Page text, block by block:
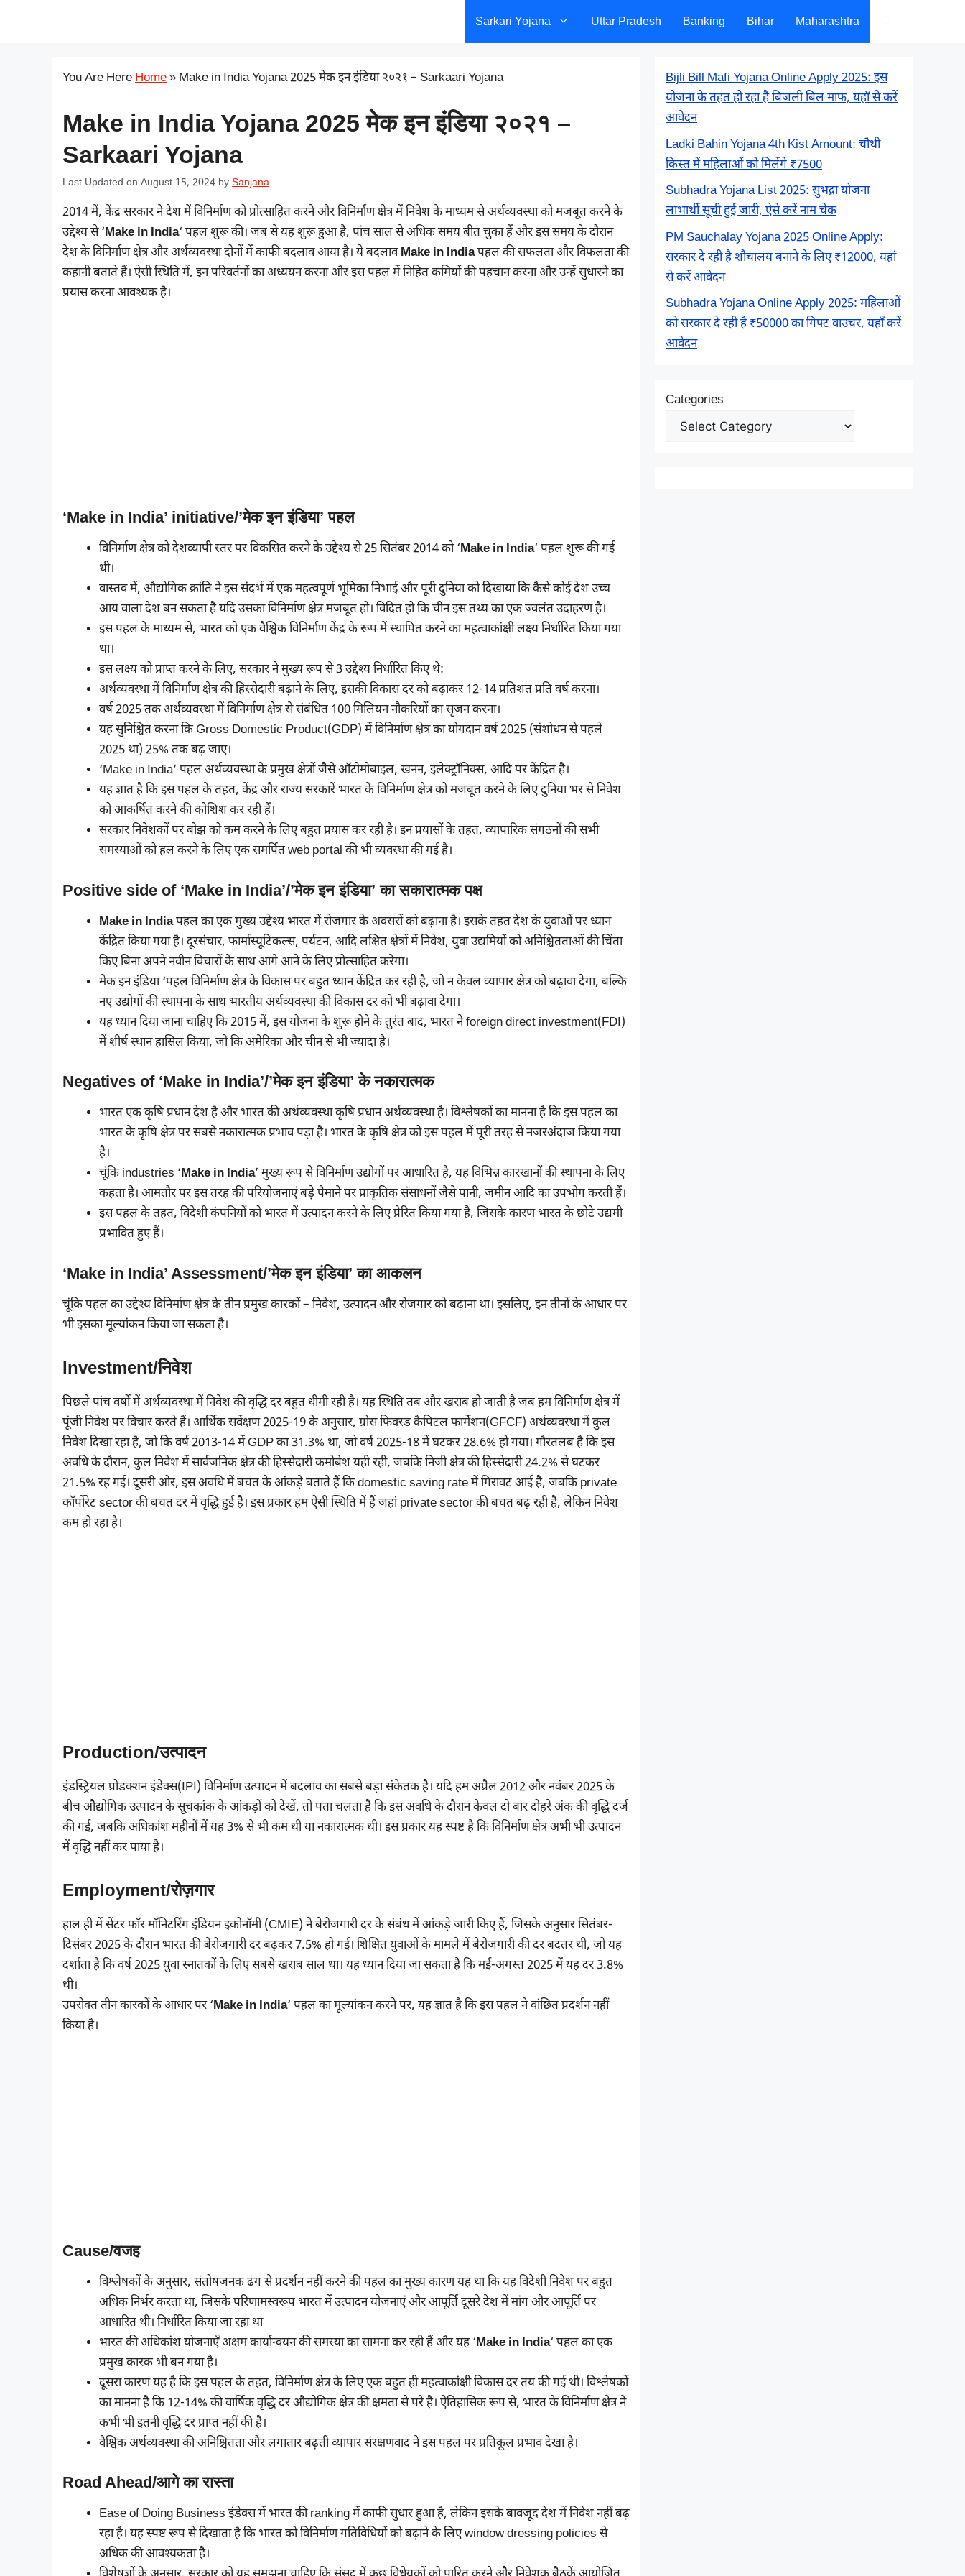
Sarkari Yojana Uttar Pradesh Banking Bihar Maharashtra
You Are HereHome» Make in India Yojana 2025 मेक इन इंडिया २०२१ – Sarkaari Yojana
Make in India Yojana 2025 मेक इन इंडिया २०२१ –
Sarkaari Yojana
Last Updated on August 15, 2024 by Sanjana
2014 में, केंद्र सरकार ने देश में विनिर्माण को प्रोत्साहित करने और विनिर्माण क्षेत्र में निवेश के माध्यम से अर्थव्यवस्था को मजबूत करने के
उद्देश्य से ‘Make in India‘ पहल शुरू की। जब से यह शुरू हुआ है, पांच साल से अधिक समय बीत चुका हैं और इस समय के दौरान
देश के विनिर्माण क्षेत्र और अर्थव्यवस्था दोनों में काफी बदलाव आया है। ये बदलावMake in Indiaपहल की सफलता और विफलता की
कहानी बताते हैं। ऐसी स्थिति में, इन परिवर्तनों का अध्ययन करना और इस पहल में निहित कमियों की पहचान करना और उन्हें सुधारने का
प्रयास करना आवश्यक है।
‘Make in India’ initiative/’मेक इन इंडिया’ पहल
विनिर्माण क्षेत्र को देशव्यापी स्तर पर विकसित करने के उद्देश्य से 25 सितंबर 2014 को ‘Make in India‘ पहल शुरू की गई
थी।
वास्तव में, औद्योगिक क्रांति ने इस संदर्भ में एक महत्वपूर्ण भूमिका निभाई और पूरी दुनिया को दिखाया कि कैसे कोई देश उच्च
आय वाला देश बन सकता है यदि उसका विनिर्माण क्षेत्र मजबूत हो। विदित हो कि चीन इस तथ्य का एक ज्वलंत उदाहरण है।
इस पहल के माध्यम से, भारत को एक वैश्विक विनिर्माण केंद्र के रूप में स्थापित करने का महत्वाकांक्षी लक्ष्य निर्धारित किया गया
था।
इस लक्ष्य को प्राप्त करने के लिए, सरकार ने मुख्य रूप से 3 उद्देश्य निर्धारित किए थे:
अर्थव्यवस्था में विनिर्माण क्षेत्र की हिस्सेदारी बढ़ाने के लिए, इसकी विकास दर को बढ़ाकर 12-14 प्रतिशत प्रति वर्ष करना।
वर्ष 2025 तक अर्थव्यवस्था में विनिर्माण क्षेत्र से संबंधित 100 मिलियन नौकरियों का सृजन करना।
यह सुनिश्चित करना कि Gross Domestic Product(GDP) में विनिर्माण क्षेत्र का योगदान वर्ष 2025 (संशोधन से पहले
2025 था) 25% तक बढ़ जाए।
‘Make in India’ पहल अर्थव्यवस्था के प्रमुख क्षेत्रों जैसे ऑटोमोबाइल, खनन, इलेक्ट्रॉनिक्स, आदि पर केंद्रित है।
यह ज्ञात है कि इस पहल के तहत, केंद्र और राज्य सरकारें भारत के विनिर्माण क्षेत्र को मजबूत करने के लिए दुनिया भर से निवेश
को आकर्षित करने की कोशिश कर रही हैं।
सरकार निवेशकों पर बोझ को कम करने के लिए बहुत प्रयास कर रही है। इन प्रयासों के तहत, व्यापारिक संगठनों की सभी
समस्याओं को हल करने के लिए एक समर्पित web portal की भी व्यवस्था की गई है।
Positive side of ‘Make in India’/’मेक इन इंडिया’ का सकारात्मक पक्ष
Make in Indiaपहल का एक मुख्य उद्देश्य भारत में रोजगार के अवसरों को बढ़ाना है। इसके तहत देश के युवाओं पर ध्यान
केंद्रित किया गया है। दूरसंचार, फार्मास्यूटिकल्स, पर्यटन, आदि लक्षित क्षेत्रों में निवेश, युवा उद्यमियों को अनिश्चितताओं की चिंता
किए बिना अपने नवीन विचारों के साथ आगे आने के लिए प्रोत्साहित करेगा।
मेक इन इंडिया ‘पहल विनिर्माण क्षेत्र के विकास पर बहुत ध्यान केंद्रित कर रही है, जो न केवल व्यापार क्षेत्र को बढ़ावा देगा, बल्कि
नए उद्योगों की स्थापना के साथ भारतीय अर्थव्यवस्था की विकास दर को भी बढ़ावा देगा।
यह ध्यान दिया जाना चाहिए कि 2015 में, इस योजना के शुरू होने के तुरंत बाद, भारत ने foreign direct investment(FDI)
में शीर्ष स्थान हासिल किया, जो कि अमेरिका और चीन से भी ज्यादा है।
Negatives of ‘Make in India’/’मेक इन इंडिया’ के नकारात्मक
भारत एक कृषि प्रधान देश है और भारत की अर्थव्यवस्था कृषि प्रधान अर्थव्यवस्था है। विश्लेषकों का मानना है कि इस पहल का
भारत के कृषि क्षेत्र पर सबसे नकारात्मक प्रभाव पड़ा है। भारत के कृषि क्षेत्र को इस पहल में पूरी तरह से नजरअंदाज किया गया
है।
चूंकि industries ‘Make in India’ मुख्य रूप से विनिर्माण उद्योगों पर आधारित है, यह विभिन्न कारखानों की स्थापना के लिए
कहता है। आमतौर पर इस तरह की परियोजनाएं बड़े पैमाने पर प्राकृतिक संसाधनों जैसे पानी, जमीन आदि का उपभोग करती हैं।
इस पहल के तहत, विदेशी कंपनियों को भारत में उत्पादन करने के लिए प्रेरित किया गया है, जिसके कारण भारत के छोटे उद्यमी
प्रभावित हुए हैं।
‘Make in India’ Assessment/’मेक इन इंडिया’ का आकलन
चूंकि पहल का उद्देश्य विनिर्माण क्षेत्र के तीन प्रमुख कारकों – निवेश, उत्पादन और रोजगार को बढ़ाना था। इसलिए, इन तीनों के आधार पर
भी इसका मूल्यांकन किया जा सकता है।
Investment/निवेश
पिछले पांच वर्षों में अर्थव्यवस्था में निवेश की वृद्धि दर बहुत धीमी रही है। यह स्थिति तब और खराब हो जाती है जब हम विनिर्माण क्षेत्र में
पूंजी निवेश पर विचार करते हैं। आर्थिक सर्वेक्षण 2025-19 के अनुसार, ग्रोस फिक्स्ड कैपिटल फार्मेशन(GFCF) अर्थव्यवस्था में कुल
निवेश दिखा रहा है, जो कि वर्ष 2013-14 में GDP का 31.3% था, जो वर्ष 2025-18 में घटकर 28.6% हो गया। गौरतलब है कि इस
अवधि के दौरान, कुल निवेश में सार्वजनिक क्षेत्र की हिस्सेदारी कमोबेश यही रही, जबकि निजी क्षेत्र की हिस्सेदारी 24.2% से घटकर
21.5% रह गई। दूसरी ओर, इस अवधि में बचत के आंकड़े बताते हैं कि domestic saving rate में गिरावट आई है, जबकि private
कॉर्पोरेट sector की बचत दर में वृद्धि हुई है। इस प्रकार हम ऐसी स्थिति में हैं जहां private sector की बचत बढ़ रही है, लेकिन निवेश
कम हो रहा है।
Production/उत्पादन
इंडस्ट्रियल प्रोडक्शन इंडेक्स(IPI) विनिर्माण उत्पादन में बदलाव का सबसे बड़ा संकेतक है। यदि हम अप्रैल 2012 और नवंबर 2025 के
बीच औद्योगिक उत्पादन के सूचकांक के आंकड़ों को देखें, तो पता चलता है कि इस अवधि के दौरान केवल दो बार दोहरे अंक की वृद्धि दर्ज
की गई, जबकि अधिकांश महीनों में यह 3% से भी कम थी या नकारात्मक थी। इस प्रकार यह स्पष्ट है कि विनिर्माण क्षेत्र अभी भी उत्पादन
में वृद्धि नहीं कर पाया है।
Employment/रोज़गार
हाल ही में सेंटर फॉर मॉनिटरिंग इंडियन इकोनॉमी (CMIE) ने बेरोजगारी दर के संबंध में आंकड़े जारी किए हैं, जिसके अनुसार सितंबर-
दिसंबर 2025 के दौरान भारत की बेरोजगारी दर बढ़कर 7.5% हो गई। शिक्षित युवाओं के मामले में बेरोजगारी की दर बदतर थी, जो यह
दर्शाता है कि वर्ष 2025 युवा स्नातकों के लिए सबसे खराब साल था। यह ध्यान दिया जा सकता है कि मई-अगस्त 2025 में यह दर 3.8%
थी।
उपरोक्त तीन कारकों के आधार पर ‘Make in India‘ पहल का मूल्यांकन करने पर, यह ज्ञात है कि इस पहल ने वांछित प्रदर्शन नहीं
किया है।
Cause/वजह
विश्लेषकों के अनुसार, संतोषजनक ढंग से प्रदर्शन नहीं करने की पहल का मुख्य कारण यह था कि यह विदेशी निवेश पर बहुत
अधिक निर्भर करता था, जिसके परिणामस्वरूप भारत में उत्पादन योजनाएं और आपूर्ति दूसरे देश में मांग और आपूर्ति पर
आधारित थी। निर्धारित किया जा रहा था
भारत की अधिकांश योजनाएँ अक्षम कार्यान्वयन की समस्या का सामना कर रही हैं और यह ‘Make in India‘ पहल का एक
प्रमुख कारक भी बन गया है।
दूसरा कारण यह है कि इस पहल के तहत, विनिर्माण क्षेत्र के लिए एक बहुत ही महत्वाकांक्षी विकास दर तय की गई थी। विश्लेषकों
का मानना ​​है कि 12-14% की वार्षिक वृद्धि दर औद्योगिक क्षेत्र की क्षमता से परे है। ऐतिहासिक रूप से, भारत के विनिर्माण क्षेत्र ने
कभी भी इतनी वृद्धि दर प्राप्त नहीं की है।
वैश्विक अर्थव्यवस्था की अनिश्चितता और लगातार बढ़ती व्यापार संरक्षणवाद ने इस पहल पर प्रतिकूल प्रभाव देखा है।
Road Ahead/आगे का रास्ता
Ease of Doing Business इंडेक्स में भारत की ranking में काफी सुधार हुआ है, लेकिन इसके बावजूद देश में निवेश नहीं बढ़
रहा है। यह स्पष्ट रूप से दिखाता है कि भारत को विनिर्माण गतिविधियों को बढ़ाने के लिए window dressing policies से
अधिक की आवश्यकता है।
Bijli Bill Mafi Yojana Online Apply 2025: इस
योजना के तहत हो रहा है बिजली बिल माफ, यहाँ से करें
आवेदन
Ladki Bahin Yojana 4th Kist Amount: चौथी
किस्त में महिलाओं को मिलेंगे ₹7500
Subhadra Yojana List 2025: सुभद्रा योजना
लाभार्थी सूची हुई जारी, ऐसे करें नाम चेक
PM Sauchalay Yojana 2025 Online Apply:
सरकार दे रही है शौचालय बनाने के लिए ₹12000, यहां
से करें आवेदन
Subhadra Yojana Online Apply 2025: महिलाओं
को सरकार दे रही है ₹50000 का गिफ्ट वाउचर, यहाँ करें
आवेदन
Categories